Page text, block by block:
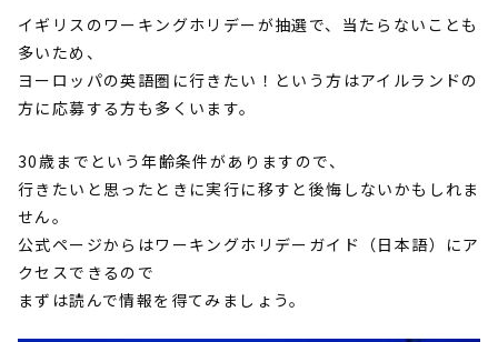
イギリスのワーキングホリデーが抽選で、当たらないことも
多いため、
ヨーロッパの英語圏に行きたい！という方はアイルランドの
方に応募する方も多くいます。
30歳までという年齢条件がありますので、
行きたいと思ったときに実行に移すと後悔しないかもしれま
せん。
公式ページからはワーキングホリデーガイド（日本語）にア
クセスできるので
まずは読んで情報を得てみましょう。